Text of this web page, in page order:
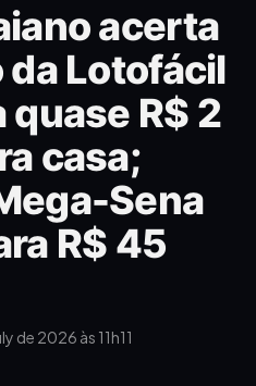
acerta
Lotofácil
quase R$ 2
casa;
Sena
R$ 45
de 2026 às 11h11